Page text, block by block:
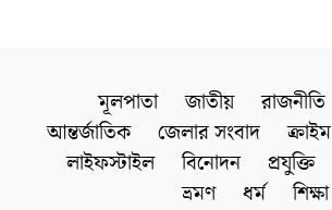
মূলপাতা জাতীয় রাজনীতি
আন্তর্জাতিক
জেলার সংবাদ ক্রাইম
লাইফস্টাইল
বিনোদন প্রযুক্তি
ভ্রমণ
ধর্ম শিক্ষা